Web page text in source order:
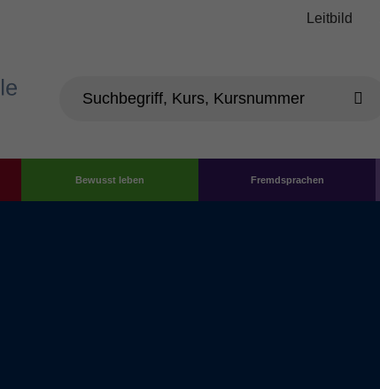
Leitbild
Bewusst leben Fremdsprachen